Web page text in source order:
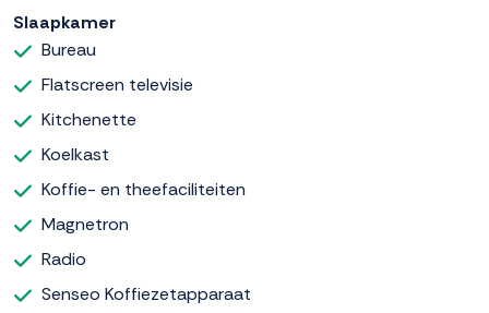
Slaapkamer
Bureau
Flatscreen televisie
Kitchenette
Koelkast
Koffie- en theefaciliteiten
Magnetron
Radio
Senseo Koffiezetapparaat